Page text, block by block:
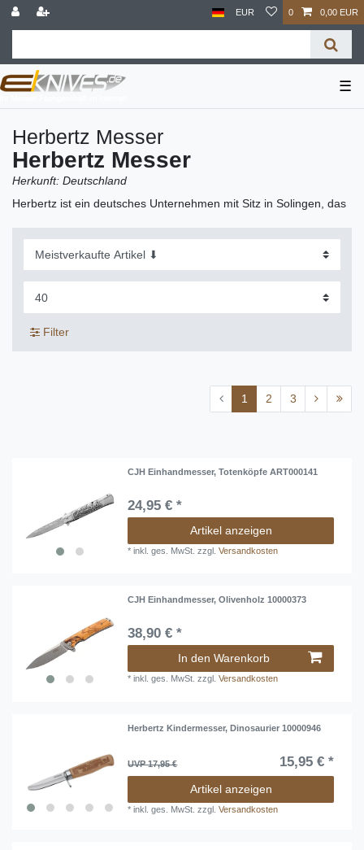
EUR 0 0,00 EUR
☰
Herbertz Messer
Herbertz Messer
Herkunft: Deutschland
Herbertz ist ein deutsches Unternehmen mit Sitz in Solingen, das
Outdoorartikeln vertreibt. Die Eigenmarken werden von
erfahrenen Produzenten in Asien gefertigt. Mit über 200 Modellen
im Sortiment bei eKnives zählt Herbertz zu den größten Anbietern
Das Herbertz-Sortiment umfasst Einhandmesser, Taschenmesser,
Jagdmesser, Kampfmesser und Outdoormesser in zahllosen
Bei eKnives ist Herbertz eine der meistgekauften Marken – ideal
Filter
1 2 3
CJH Einhandmesser, Totenköpfe ART000141
24,95 € *
Artikel anzeigen
*inkl. ges. MwSt. zzgl.Versandkosten
CJH Einhandmesser, Olivenholz 10000373
38,90 € *
In den Warenkorb
*inkl. ges. MwSt. zzgl.Versandkosten
Herbertz Kindermesser, Dinosaurier 10000946
UVP 17,95 € 15,95 € *
Artikel anzeigen
*inkl. ges. MwSt. zzgl.Versandkosten